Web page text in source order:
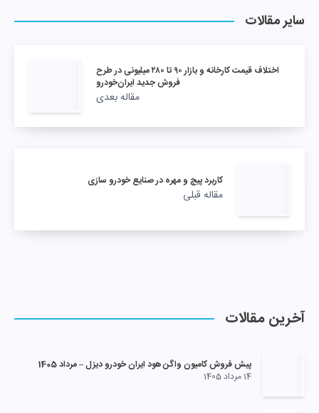
سایر مقالات
اختلاف قیمت کارخانه و بازار ۹۰ تا ۲۸۰ میلیونی در طرح
فروش جدید ایران‌خودرو
مقاله بعدی
کاربرد پیچ و مهره در صنایع خودرو سازی
مقاله قبلی
آخرین مقالات
پیش فروش کامیون واگن هود ایران خودرو دیزل – مرداد 1405
14 مرداد 1405